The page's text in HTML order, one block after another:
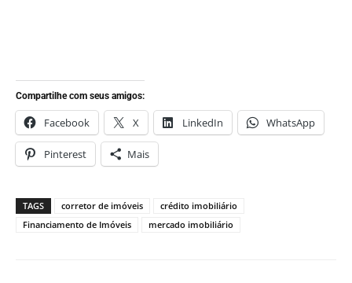
Compartilhe com seus amigos:
Facebook X LinkedIn WhatsApp
Pinterest Mais
TAGS corretor de imóveis
crédito imobiliário
Financiamento de Imóveis
mercado imobiliário